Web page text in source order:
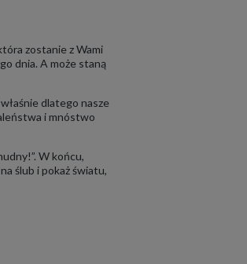
zostanie z Wami
dnia. A może staną
dlatego nasze
i mnóstwo
W końcu,
ślub i pokaż światu,